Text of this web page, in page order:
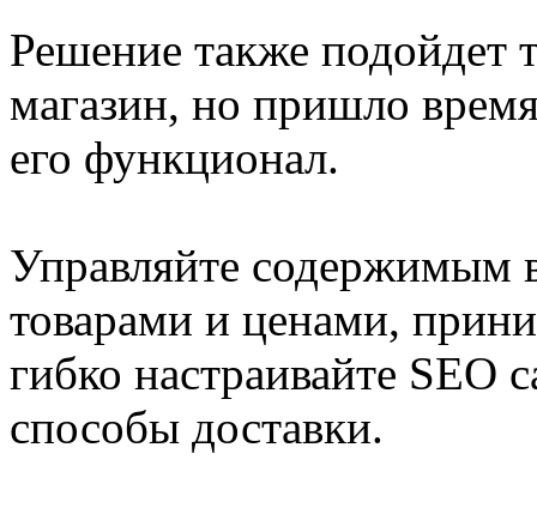
Решение также подойдет
магазин, но пришло
его функционал.
Управляйте содержимым
товарами и ценами,
гибко настраивайте SEO
способы доставки.